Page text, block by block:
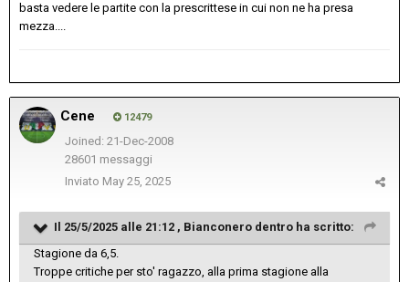
basta vedere le partite con la prescrittese in cui non ne ha presa
mezza....
Cene 12479
Joined: 21-Dec-2008
28601 messaggi
Inviato May 25, 2025
Il 25/5/2025 alle 21:12 , Bianconero dentro ha scritto:
Stagione da 6,5.
Troppe critiche per sto' ragazzo, alla prima stagione alla